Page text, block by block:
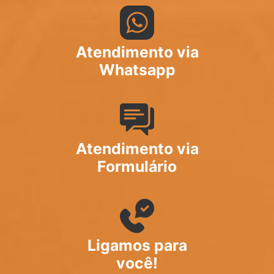
Atendimento via
Whatsapp
Atendimento via
Formulário
Ligamos para
você!